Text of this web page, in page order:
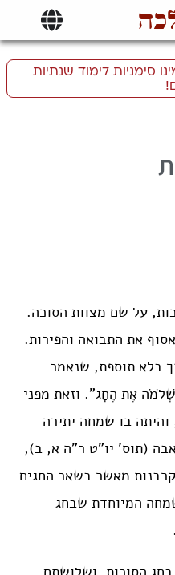
סימניות לימוד שנתיות
על שם מצוות הסוכה.
את התבואה והפירות.
בלא תוספת, שנאמר
אֶת הֶחָג”. וזאת מפני
בו שמחה יתירה
(תוס’ יו”ט ר”ה א, ב),
קרבנות מאשר בשאר החגים
המיוחדת שבחג